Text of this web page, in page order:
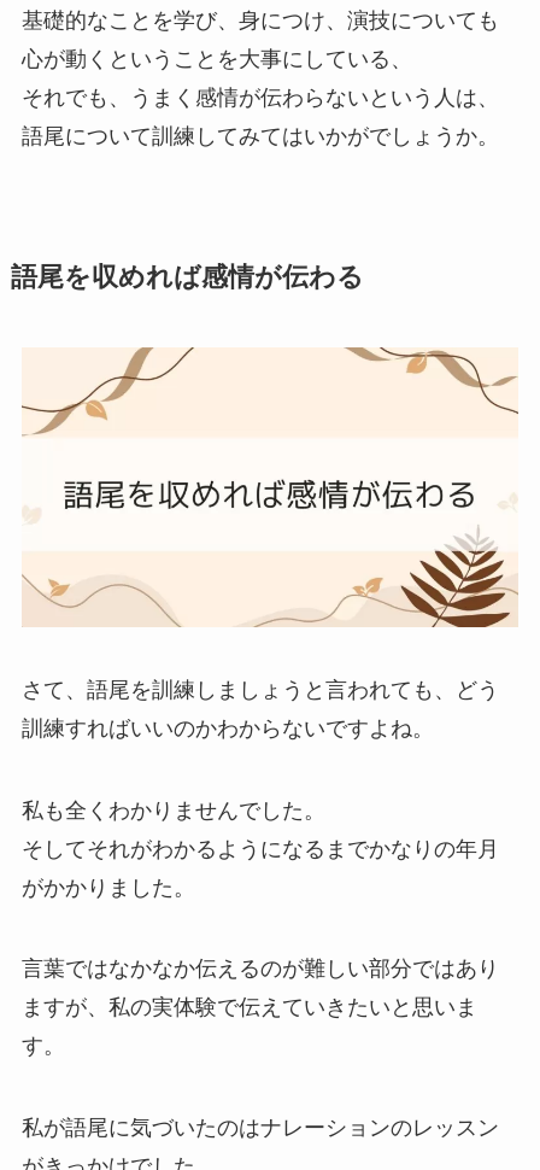
基礎的なことを学び、身につけ、演技についても
心が動くということを大事にしている、
それでも、うまく感情が伝わらないという人は、
語尾について訓練してみてはいかがでしょうか。
語尾を収めれば感情が伝わる
さて、語尾を訓練しましょうと言われても、どう
訓練すればいいのかわからないですよね。
私も全くわかりませんでした。
そしてそれがわかるようになるまでかなりの年月
がかかりました。
言葉ではなかなか伝えるのが難しい部分ではあり
ますが、私の実体験で伝えていきたいと思いま
す。
私が語尾に気づいたのはナレーションのレッスン